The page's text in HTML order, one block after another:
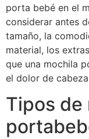
porta bebé en el
considerar antes
tamaño, la
material, los
que una mochila
el dolor de
Tipos de